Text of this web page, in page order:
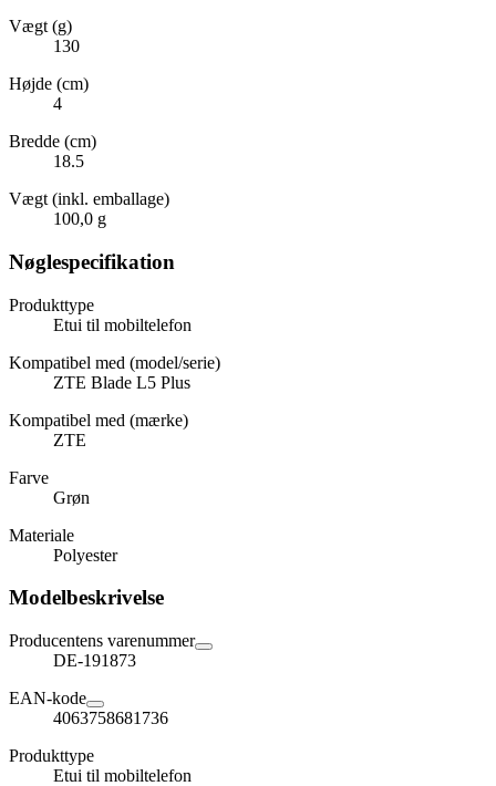
Vægt (g)
130
Højde (cm)
4
Bredde (cm)
18.5
Vægt (inkl. emballage)
100,0 g
Nøglespecifikation
Produkttype
Etui til mobiltelefon
Kompatibel med (model/serie)
ZTE Blade L5 Plus
Kompatibel med (mærke)
ZTE
Farve
Grøn
Materiale
Polyester
Modelbeskrivelse
Producentens varenummer
DE-191873
EAN-kode
4063758681736
Produkttype
Etui til mobiltelefon